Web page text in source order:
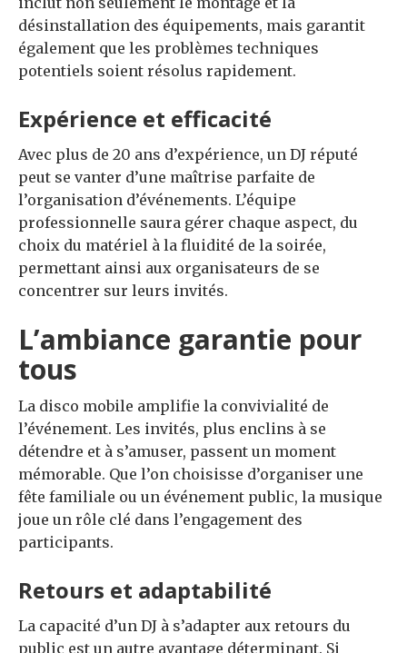
désinstallation des équipements, mais garantit
également que les problèmes techniques
potentiels soient résolus rapidement.
Expérience et efficacité
Avec plus de 20 ans d’expérience, un DJ réputé
peut se vanter d’une maîtrise parfaite de
l’organisation d’événements. L’équipe
professionnelle saura gérer chaque aspect, du
choix du matériel à la fluidité de la soirée,
permettant ainsi aux organisateurs de se
concentrer sur leurs invités.
L’ambiance garantie pour
tous
La disco mobile amplifie la convivialité de
l’événement. Les invités, plus enclins à se
détendre et à s’amuser, passent un moment
mémorable. Que l’on choisisse d’organiser une
fête familiale ou un événement public, la musique
joue un rôle clé dans l’engagement des
participants.
Retours et adaptabilité
La capacité d’un DJ à s’adapter aux retours du
public est un autre avantage déterminant. Si